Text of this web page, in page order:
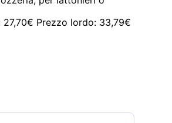
Prezzo lordo: 33,79€